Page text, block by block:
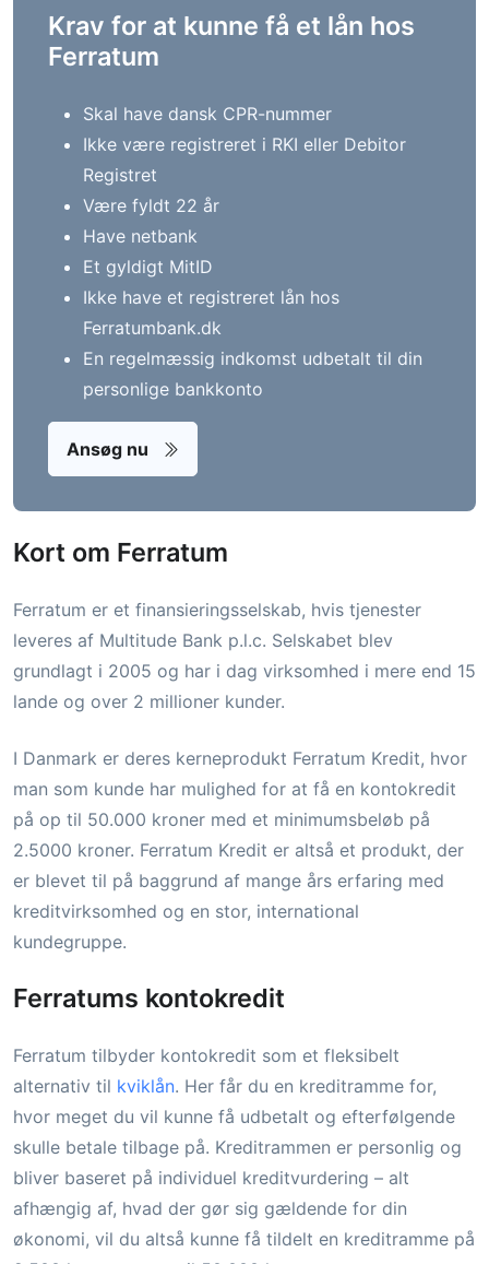
Krav for at kunne få et lån hos
Ferratum
Skal have dansk CPR-nummer
Ikke være registreret i RKI eller Debitor
Registret
Være fyldt 22 år
Have netbank
Et gyldigt MitID
Ikke have et registreret lån hos
Ferratumbank.dk
En regelmæssig indkomst udbetalt til din
personlige bankkonto
Ansøg nu
Kort om Ferratum
Ferratum er et finansieringsselskab, hvis tjenester
leveres af Multitude Bank p.l.c. Selskabet blev
grundlagt i 2005 og har i dag virksomhed i mere end 15
lande og over 2 millioner kunder.
I Danmark er deres kerneprodukt Ferratum Kredit, hvor
man som kunde har mulighed for at få en kontokredit
på op til 50.000 kroner med et minimumsbeløb på
2.5000 kroner. Ferratum Kredit er altså et produkt, der
er blevet til på baggrund af mange års erfaring med
kreditvirksomhed og en stor, international
kundegruppe.
Ferratums kontokredit
Ferratum tilbyder kontokredit som et fleksibelt
alternativ til kviklån. Her får du en kreditramme for,
hvor meget du vil kunne få udbetalt og efterfølgende
skulle betale tilbage på. Kreditrammen er personlig og
bliver baseret på individuel kreditvurdering – alt
afhængig af, hvad der gør sig gældende for din
økonomi, vil du altså kunne få tildelt en kreditramme på